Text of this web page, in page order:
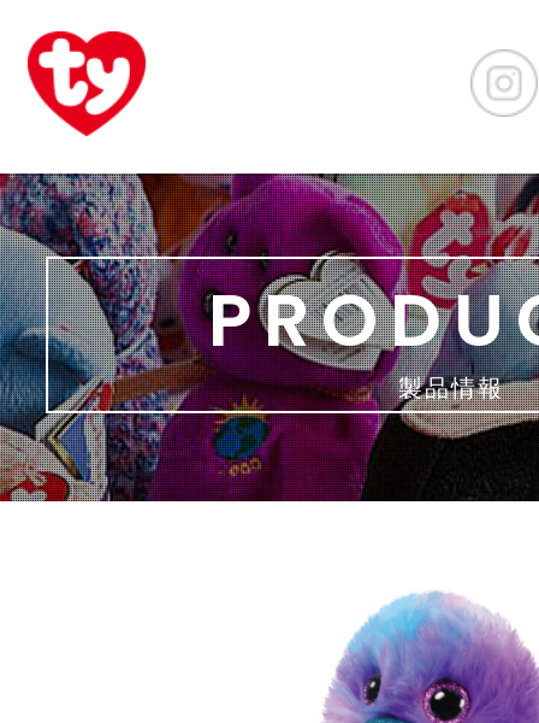
製品情報